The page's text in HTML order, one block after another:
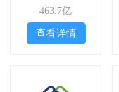
463.7亿
查看详情